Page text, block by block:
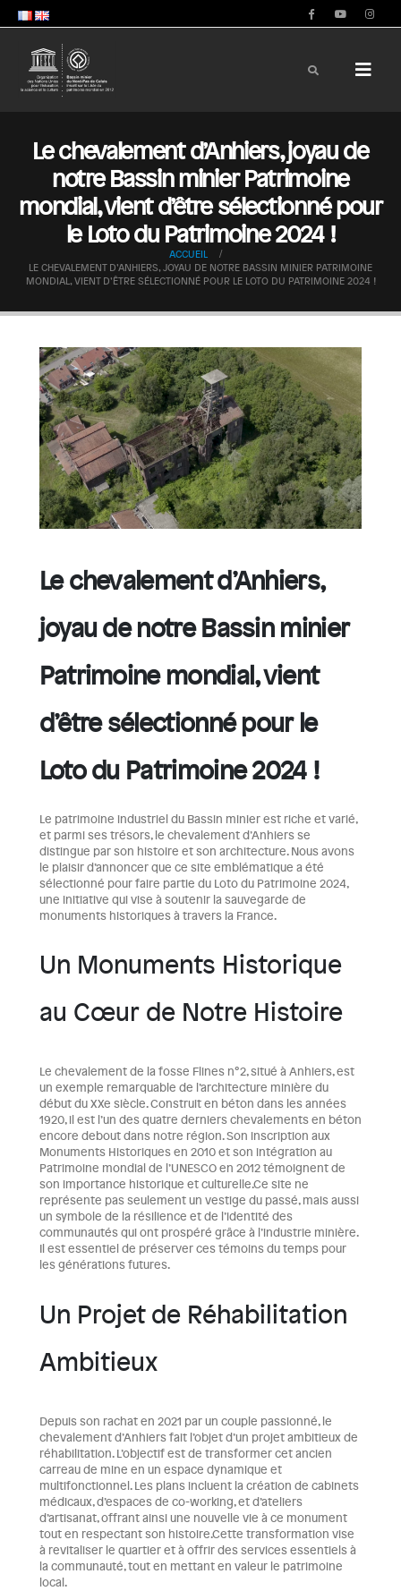
Le chevalement d’Anhiers, joyau de
notre Bassin minier Patrimoine
mondial, vient d’être sélectionné pour
le Loto du Patrimoine 2024 !
ACCUEIL
LE CHEVALEMENT D’ANHIERS, JOYAU DE NOTRE BASSIN MINIER PATRIMOINE
MONDIAL, VIENT D’ÊTRE SÉLECTIONNÉ POUR LE LOTO DU PATRIMOINE 2024 !
Le chevalement d’Anhiers,
joyau de notre Bassin minier
Patrimoine mondial, vient
d’être sélectionné pour le
Loto du Patrimoine 2024 !
Le patrimoine industriel du Bassin minier est riche et varié,
et parmi ses trésors, le chevalement d’Anhiers se
distingue par son histoire et son architecture. Nous avons
le plaisir d’annoncer que ce site emblématique a été
sélectionné pour faire partie du Loto du Patrimoine 2024,
une initiative qui vise à soutenir la sauvegarde de
monuments historiques à travers la France.
Un Monuments Historique
au Cœur de Notre Histoire
Le chevalement de la fosse Flines n°2, situé à Anhiers, est
un exemple remarquable de l’architecture minière du
début du XXe siècle. Construit en béton dans les années
1920, il est l’un des quatre derniers chevalements en béton
encore debout dans notre région. Son inscription aux
Monuments Historiques en 2010 et son intégration au
Patrimoine mondial de l’UNESCO en 2012 témoignent de
son importance historique et culturelle.Ce site ne
représente pas seulement un vestige du passé, mais aussi
un symbole de la résilience et de l’identité des
communautés qui ont prospéré grâce à l’industrie minière.
Il est essentiel de préserver ces témoins du temps pour
les générations futures.
Un Projet de Réhabilitation
Ambitieux
Depuis son rachat en 2021 par un couple passionné, le
chevalement d’Anhiers fait l’objet d’un projet ambitieux de
réhabilitation. L’objectif est de transformer cet ancien
carreau de mine en un espace dynamique et
multifonctionnel. Les plans incluent la création de cabinets
médicaux, d’espaces de co-working, et d’ateliers
d’artisanat, offrant ainsi une nouvelle vie à ce monument
tout en respectant son histoire.Cette transformation vise
à revitaliser le quartier et à offrir des services essentiels à
la communauté, tout en mettant en valeur le patrimoine
local.